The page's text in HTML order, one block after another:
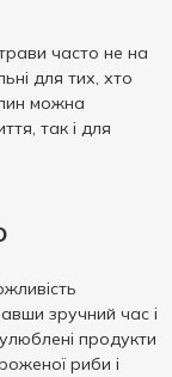
часто не на
для тих, хто
можна
так і для
зручний час і
улюблені продукти
риби і